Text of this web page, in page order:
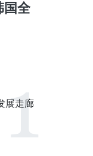
国全
展走廊